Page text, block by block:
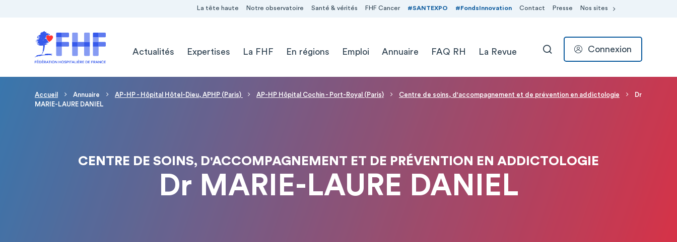
La tête haute Notre observatoire Santé & vérités FHF Cancer #SANTEXPO #FondsInnovation Contact Presse Nos sites
Actualités
Expertises La FHF En régions Emploi Annuaire FAQ RH La Revue RECHERCHER
Connexion
Fil d'Ariane
Accueil Annuaire AP-HP - Hôpital Hôtel-Dieu, APHP (Paris) AP-HP Hôpital Cochin - Port-Royal (Paris) Centre de soins, d'accompagnement et de prévention en addictologie
Dr
MARIE-LAURE DANIEL
CENTRE DE SOINS, D'ACCOMPAGNEMENT ET DE PRÉVENTION EN ADDICTOLOGIE
Dr MARIE-LAURE DANIEL